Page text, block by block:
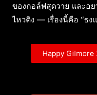
ของกอล์ฟสุดวาย และอย
ไหวติง — เรื่องนี้คือ “ธง
Happy